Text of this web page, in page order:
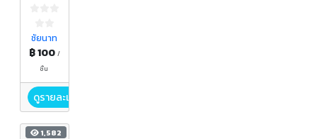
บ้าน
ดอน
ตะไล้
ชัยนาท
฿ 100 /
ชิ้น
ดูรายละเอียด
1,582